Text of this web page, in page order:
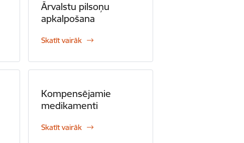
Ārvalstu pilsoņu
apkalpošana
Skatīt vairāk
Kompensējamie
medikamenti
Skatīt vairāk